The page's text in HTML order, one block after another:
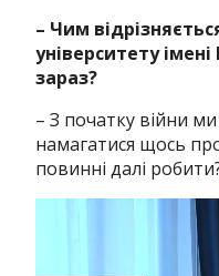
– Чим
університету
зараз?
– З початку війни
намагатися щось
повинні далі